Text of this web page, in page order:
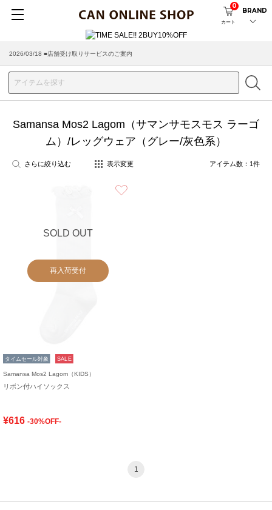
カート
0
BRAND
2026/03/18 ■店舗受け取りサービスのご案内
Samansa Mos2 Lagom（サマンサモスモス ラーゴ
ム）/レッグウェア（グレー/灰色系）
さらに絞り込む 表示変更 アイテム数： 1件
SOLD OUT
再入荷受付
タイムセール対象 SALE
Samansa Mos2 Lagom（KIDS）
リボン付ハイソックス
¥616 -30%OFF-
1